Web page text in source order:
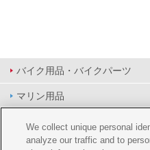
バイク用品・バイクパーツ
マリン用品
PAS/YPJ用品
その他用品
We collect unique personal
analyze our traffic and to